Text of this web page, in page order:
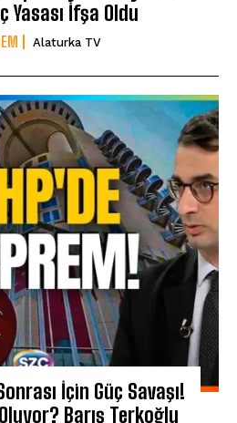
Yasası İfşa Oldu
Alaturka TV
İçin Güç Savaşı!
Barış Terkoğlu